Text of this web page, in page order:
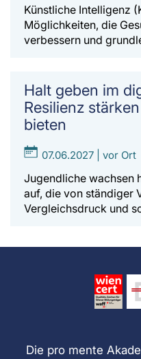
Künstliche Intelligenz
Möglichkeiten, die
verbessern und
Halt geben im
Resilienz
bieten
07.06.2027 | vor Ort
Jugendliche wachsen
auf, die von ständiger
Vergleichsdruck und
Die pro mente